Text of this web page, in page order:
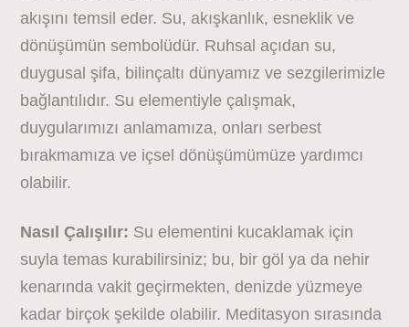
akışını temsil eder. Su, akışkanlık, esneklik ve
dönüşümün sembolüdür. Ruhsal açıdan su,
duygusal şifa, bilinçaltı dünyamız ve sezgilerimizle
bağlantılıdır. Su elementiyle çalışmak,
duygularımızı anlamamıza, onları serbest
bırakmamıza ve içsel dönüşümümüze yardımcı
olabilir.
Nasıl Çalışılır: Su elementini kucaklamak için
suyla temas kurabilirsiniz; bu, bir göl ya da nehir
kenarında vakit geçirmekten, denizde yüzmeye
kadar birçok şekilde olabilir. Meditasyon sırasında